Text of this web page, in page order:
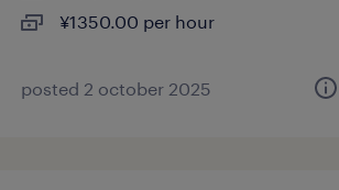
¥1350.00 per hour
posted 2 october 2025